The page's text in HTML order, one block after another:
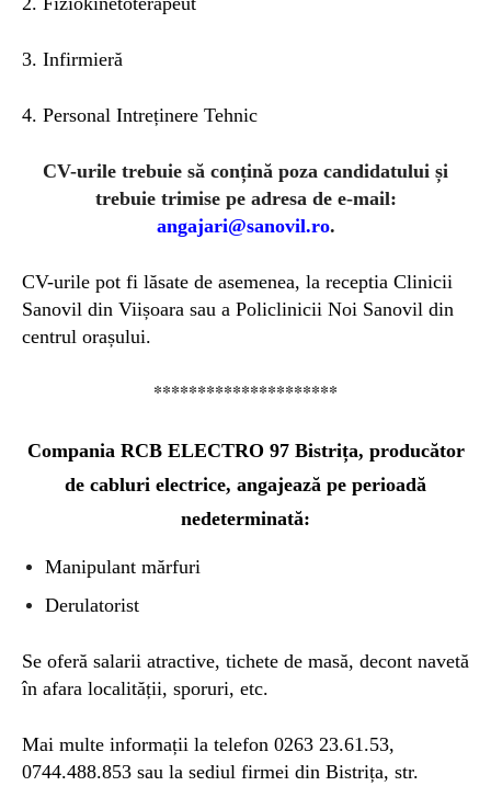
3. Infirmieră
4. Personal Intreținere Tehnic
CV-urile trebuie să conțină poza candidatului și
trebuie trimise pe adresa de e-mail:
angajari@sanovil.ro.
CV-urile pot fi lăsate de asemenea, la receptia Clinicii
Sanovil din Viișoara sau a Policlinicii Noi Sanovil din
centrul orașului.
*********************
Compania RCB ELECTRO 97 Bistrița, producător
de cabluri electrice, angajează pe perioadă
nedeterminată:
Manipulant mărfuri
Derulatorist
Se oferă salarii atractive, tichete de masă, decont navetă
în afara localității, sporuri, etc.
Mai multe informații la telefon 0263 23.61.53,
0744.488.853 sau la sediul firmei din Bistrița, str.